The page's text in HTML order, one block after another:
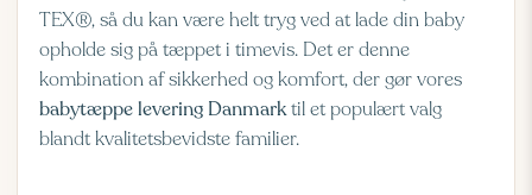
TEX®, så du kan være helt tryg ved at lade din baby
opholde sig på tæppet i timevis. Det er denne
kombination af sikkerhed og komfort, der gør vores
babytæppe levering Danmarktil et populært valg
blandt kvalitetsbevidste familier.